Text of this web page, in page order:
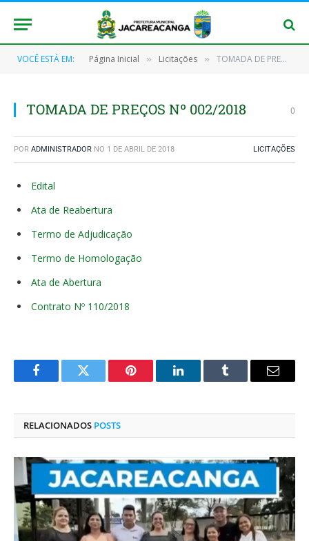
VOCÊ ESTÁ EM: Página Inicial » Licitações » TOMADA DE PREÇOS Nº 002/2018
TOMADA DE PREÇOS Nº 002/2018 0
POR ADMINISTRADOR NO 1 DE ABRIL DE 2018 LICITAÇÕES
Edital
Ata de Reabertura
Termo de Adjudicação
Termo de Homologação
Ata de Abertura
Contrato Nº 110/2018
FacebookTwitter Pinterest O
Tumblr
E-
RELACIONADOS POSTS